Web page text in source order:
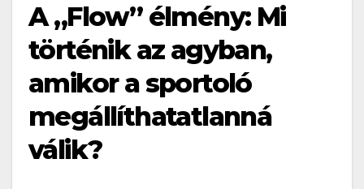
A „Flow” élmény: Mi
történik az agyban,
amikor a sportoló
megállíthatatlanná
válik?